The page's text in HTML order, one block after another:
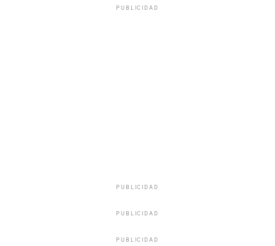
PUBLICIDAD
PUBLICIDAD
PUBLICIDAD
PUBLICIDAD